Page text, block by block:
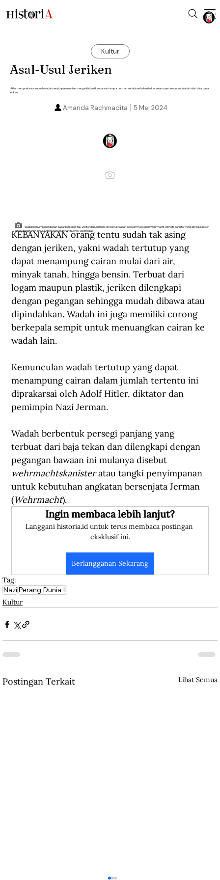
Kultur
Asal-Usul Jeriken
Hitler memprakarsai sebuah wadah penyimpanan untuk mengantisipasi kendaraan tempur Jerman kehabisan bahan bakar selama pertempuran. Wadah inilah cikal bakal
jeriken.
5 Mei 2024
Amanda Rachmadita
Wadah penyimpanan bahan bakar berkapasitas 20 liter dari Jerman. kiri bentuk wadah sebelumnya; kanan Wehrmacht-Einheitskanister yang diproduksi oleh
Nirona pada tahun 1941. (Arche-foto, Burkhart Rüchel/Wikimedia).
KEBANYAKAN orang tentu sudah tak asing
dengan jeriken, yakni wadah tertutup yang
dapat menampung cairan mulai dari air,
minyak tanah, hingga bensin. Terbuat dari
logam maupun plastik, jeriken dilengkapi
dengan pegangan sehingga mudah dibawa atau
dipindahkan. Wadah ini juga memiliki corong
berkepala sempit untuk menuangkan cairan ke
wadah lain.
Kemunculan wadah tertutup yang dapat
menampung cairan dalam jumlah tertentu ini
diprakarsai oleh Adolf Hitler, diktator dan
pemimpin Nazi Jerman.
Wadah berbentuk persegi panjang yang
terbuat dari baja tekan dan dilengkapi dengan
pegangan bawaan ini mulanya disebut
wehrmachtskanister atau tangki penyimpanan
untuk kebutuhan angkatan bersenjata Jerman
(Wehrmacht).
Ingin membaca lebih lanjut?
Langgani historia.id untuk terus membaca postingan
eksklusif ini.
Berlangganan Sekarang
Tag:
NaziPerang Dunia II
Kultur
Postingan Terkait Lihat Semua